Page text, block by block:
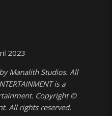
2023
Manalith Studios. All
is a
Copyright ©
All rights reserved.